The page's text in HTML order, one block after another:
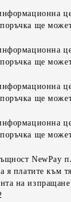
ще
ще
ще
ще
NewPay
я платите към
на